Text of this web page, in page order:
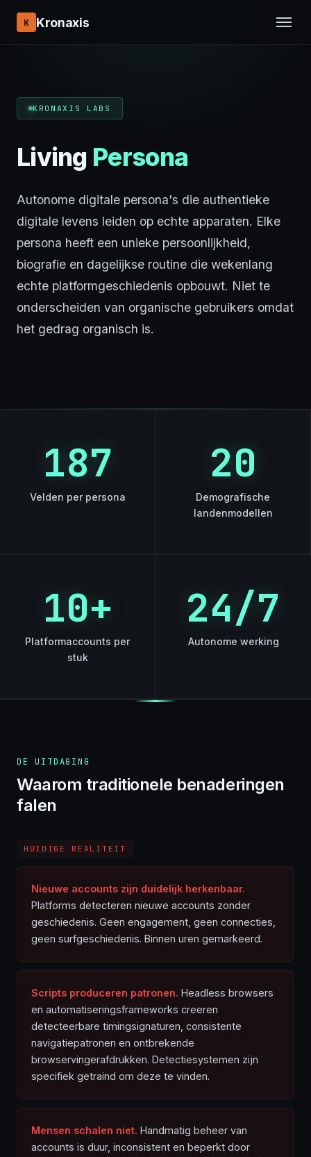
K Kronaxis
KRONAXIS LABS
Living Persona
Autonome digitale persona's die authentieke
digitale levens leiden op echte apparaten. Elke
persona heeft een unieke persoonlijkheid,
biografie en dagelijkse routine die wekenlang
echte platformgeschiedenis opbouwt. Niet te
onderscheiden van organische gebruikers omdat
het gedrag organisch is.
187
Velden per persona
20
Demografische
landenmodellen
10+
Platformaccounts per
stuk
24/7
Autonome werking
DE UITDAGING
Waarom traditionele benaderingen
falen
HUIDIGE REALITEIT
Nieuwe accounts zijn duidelijk herkenbaar.
Platforms detecteren nieuwe accounts zonder
geschiedenis. Geen engagement, geen connecties,
geen surfgeschiedenis. Binnen uren gemarkeerd.
Scripts produceren patronen. Headless browsers
en automatiseringsframeworks creeren
detecteerbare timingsignaturen, consistente
navigatiepatronen en ontbrekende
browservingerafdrukken. Detectiesystemen zijn
specifiek getraind om deze te vinden.
Mensen schalen niet. Handmatig beheer van
accounts is duur, inconsistent en beperkt door